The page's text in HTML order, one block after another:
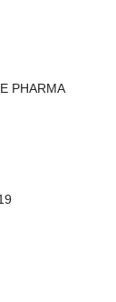
PHARMA